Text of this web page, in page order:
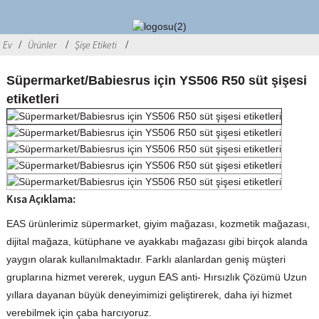
Ev Ürünler Şişe Etiketi
Süpermarket/Babiesrus için YS506 R50 süt şişesi
etiketleri
Kısa Açıklama:
EAS ürünlerimiz süpermarket, giyim mağazası, kozmetik mağazası,
dijital mağaza, kütüphane ve ayakkabı mağazası gibi birçok alanda
yaygın olarak kullanılmaktadır. Farklı alanlardan geniş müşteri
gruplarına hizmet vererek, uygun EAS anti- Hırsızlık Çözümü Uzun
yıllara dayanan büyük deneyimimizi geliştirerek, daha iyi hizmet
verebilmek için çaba harcıyoruz.